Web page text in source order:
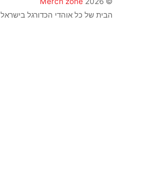
הבית של כל אוהדי הכדורגל בישראל